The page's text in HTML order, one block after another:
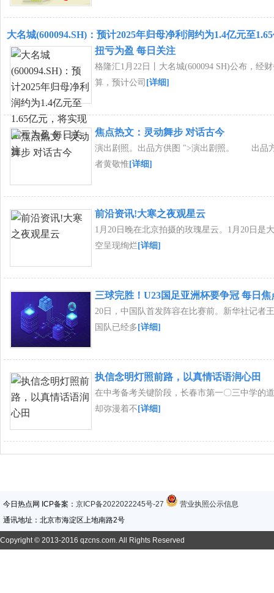
大名城(600094.SH)：预计2025年归母净利润约为1.4亿元至
扭亏为盈 每日关注
格隆汇1月22日丨大名城(600094 SH)公布，经
算，预计公司 [详细]
焦点热文：灵动舞步 对话古今
演出剧照。出品方供图 ">演出剧照。 出品
者黄敬惟 [详细]
前沿资讯!大寒之夜观星云
1月20日晚在北京拍摄的玫瑰星云。1月20日是
空呈现绚烂[详细]
三球完胜！U23国足亚洲杯要争冠 每日焦
20日，中国队首发阵容在比赛前。新华社记者
国队已经多 [详细]
执信念明灯照前路，以真情话语润心田
在中考备考关键阶段，长春市第一〇三中学的
却弥漫着不 [详细]
今日热点网 ICP备案： 京ICP备2022022245号-27
营业执照公示信息
通讯地址：北京市海淀区上地南路2号
Copyright © 2013-2016 qzcns.com. All Rights Reserved